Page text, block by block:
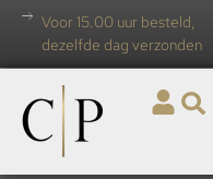
Voor 15.00 uur besteld,
dezelfde dag verzonden